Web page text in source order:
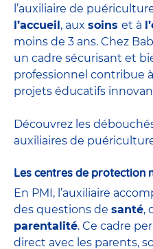
l’auxiliaire de
l’accueil , aux soins et à
moins de 3 ans. Chez
un cadre sécurisant et
professionnel contribue
projets éducatifs
Découvrez les
auxiliaires de
Les centres de protection
En PMI, l’auxiliaire
des questions de santé,
parentalité. Ce cadre
direct avec les parents,